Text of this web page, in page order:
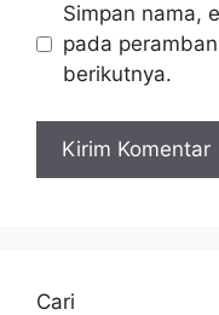
Simpan nama,
pada
berikutnya.
Cari